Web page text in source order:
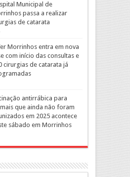
Municipal de
passa a realizar
de catarata
Morrinhos entra em nova
com início das consultas e
cirurgias de catarata já
antirrábica para
que ainda não foram
em 2025 acontece
sábado em Morrinhos